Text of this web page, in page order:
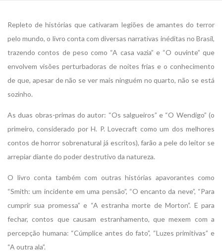
Repleto de histórias que cativaram legiões de amantes do terror
pelo mundo, o livro conta com diversas narrativas inéditas no Brasil,
trazendo contos de peso como “A casa vazia” e “O ouvinte” que
envolvem visões perturbadoras de noites frias e o conhecimento
de que, apesar de não se ver mais ninguém no quarto, não se está
sozinho.
As duas obras-primas do autor: “Os salgueiros” e “O Wendigo” (o
primeiro, considerado por H. P. Lovecraft como um dos melhores
contos de horror sobrenatural já escritos), farão a pele do leitor se
arrepiar diante do poder destrutivo da natureza.
O livro conta também com outras histórias apavorantes como
“Smith: um incidente em uma pensão”, “O encanto da neve”, “Para
cumprir sua promessa” e “A estranha morte de Morton”. E para
fechar, contos que causam estranhamento, que mexem com a
percepção humana: “Cúmplice antes do fato”, “Luzes primitivas” e
“A outra ala”.